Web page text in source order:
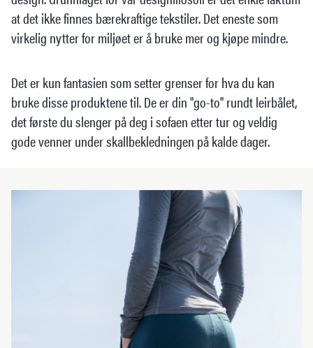
at det ikke finnes bærekraftige tekstiler. Det eneste som
virkelig nytter for miljøet er å bruke mer og kjøpe mindre.
Det er kun fantasien som setter grenser for hva du kan
bruke disse produktene til. De er din "go-to" rundt leirbålet,
det første du slenger på deg i sofaen etter tur og veldig
gode venner under skallbekledningen på kalde dager.